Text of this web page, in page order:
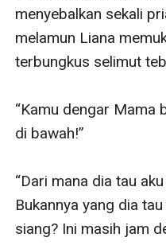
menyebalkan sekali
melamun Liana
terbungkus selimut
“Kamu dengar Mama
di bawah!”
“Dari mana dia tau
Bukannya yang dia
siang? Ini masih jam